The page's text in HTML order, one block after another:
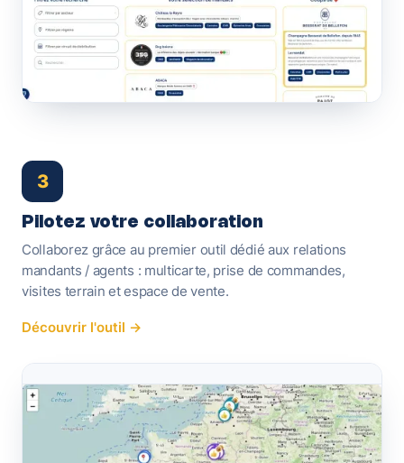
3
Pilotez votre collaboration
Collaborez grâce au premier outil dédié aux relations
mandants / agents : multicarte, prise de commandes,
visites terrain et espace de vente.
Découvrir l'outil →